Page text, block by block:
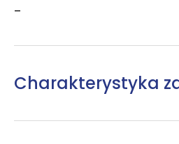
–
Charakterystyka